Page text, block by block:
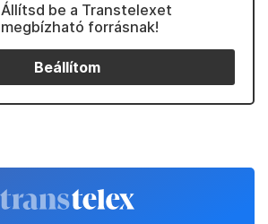
Állítsd be a Transtelexet
megbízható forrásnak!
Beállítom